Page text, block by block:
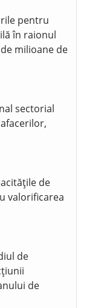
pentru
în raionul
milioane de
sectorial
de
valorificarea
de
de